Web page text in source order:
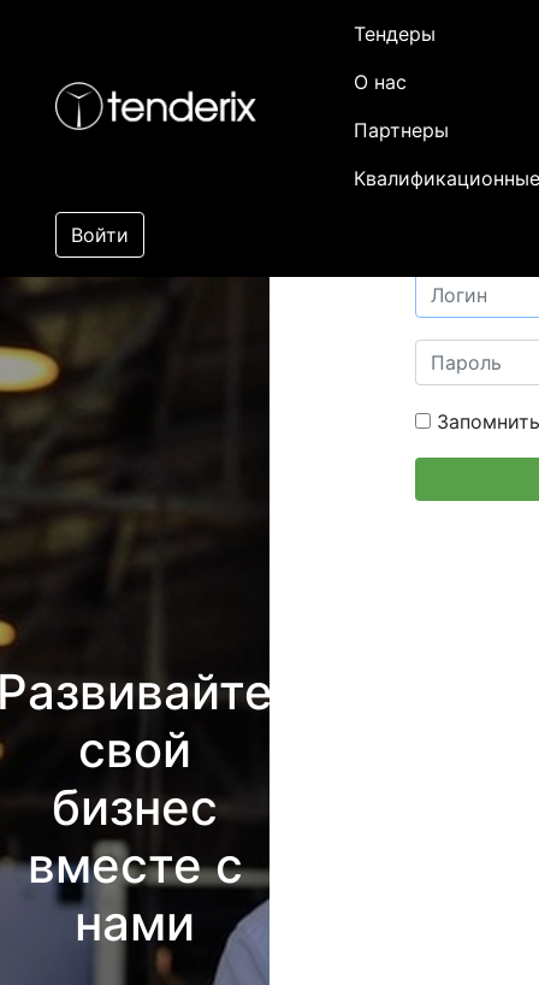
Тендеры
О нас
Партнеры
Войти
свой
бизнес
вместе с
нами